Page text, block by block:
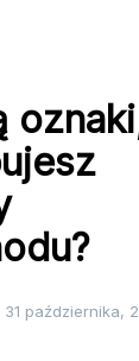
31 października,